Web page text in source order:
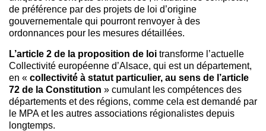
de préférence par des projets de loi d’origine
gouvernementale qui pourront renvoyer à des
ordonnances pour les mesures détaillées.
L’article 2 de la proposition de loi transforme l’actuelle
Collectivité européenne d’Alsace, qui est un département,
en « collectivité́ à statut particulier, au sens de l’article
72 de la Constitution » cumulant les compétences des
départements et des régions, comme cela est demandé par
le MPA et les autres associations régionalistes depuis
longtemps.